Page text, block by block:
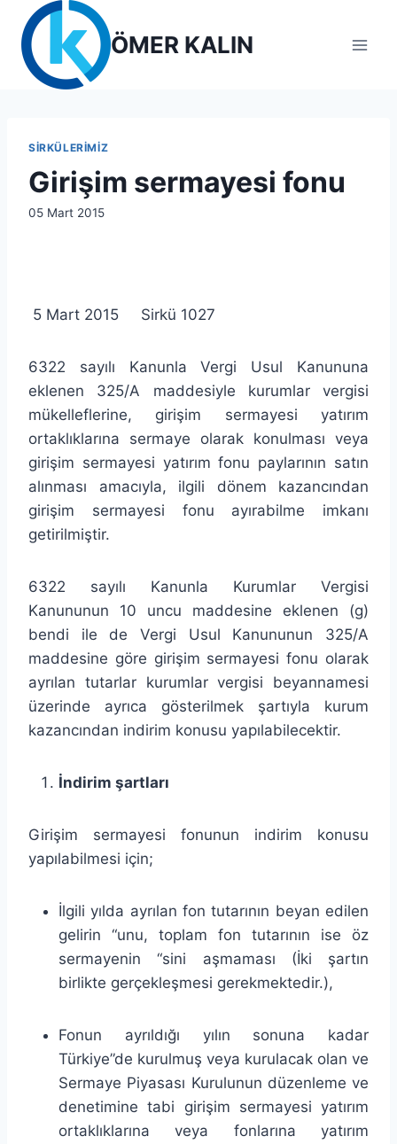
content
ÖMER KALIN
SIRKÜLERIMIZ
Girişim sermayesi fonu
By
05 Mart 2015
5 Mart 2015 Sirkü 1027
6322 sayılı Kanunla Vergi Usul Kanununa
eklenen 325/A maddesiyle kurumlar vergisi
mükelleflerine, girişim sermayesi yatırım
ortaklıklarına sermaye olarak konulması veya
girişim sermayesi yatırım fonu paylarının satın
alınması amacıyla, ilgili dönem kazancından
girişim sermayesi fonu ayırabilme imkanı
getirilmiştir.
6322 sayılı Kanunla Kurumlar Vergisi
Kanununun 10 uncu maddesine eklenen (g)
bendi ile de Vergi Usul Kanununun 325/A
maddesine göre girişim sermayesi fonu olarak
ayrılan tutarlar kurumlar vergisi beyannamesi
üzerinde ayrıca gösterilmek şartıyla kurum
kazancından indirim konusu yapılabilecektir.
İndirim şartları
Girişim sermayesi fonunun indirim konusu
yapılabilmesi için;
İlgili yılda ayrılan fon tutarının beyan edilen
gelirin “unu, toplam fon tutarının ise öz
sermayenin “sini aşmaması (İki şartın
birlikte gerçekleşmesi gerekmektedir.),
Fonun ayrıldığı yılın sonuna kadar
Türkiye”de kurulmuş veya kurulacak olan ve
Sermaye Piyasası Kurulunun düzenleme ve
denetimine tabi girişim sermayesi yatırım
ortaklıklarına veya fonlarına yatırım